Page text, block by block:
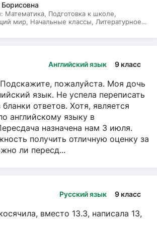
Математика, Подготовка к школе,
мир, Начальные классы, Литературное
Английский язык 9 класс
пожалуйста. Моя дочь
язык. Не успела переписать
ответов. Хотя, является
английскому языку в
назначена нам 3 июля.
получить отличную оценку за
ли пересд...
Русский язык 9 класс
вместо 13.3, написала 13,